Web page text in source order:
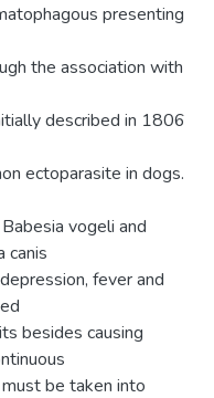
presenting
the association with
described in 1806
ectoparasite in dogs.
vogeli and
canis
fever and
besides causing
be taken into